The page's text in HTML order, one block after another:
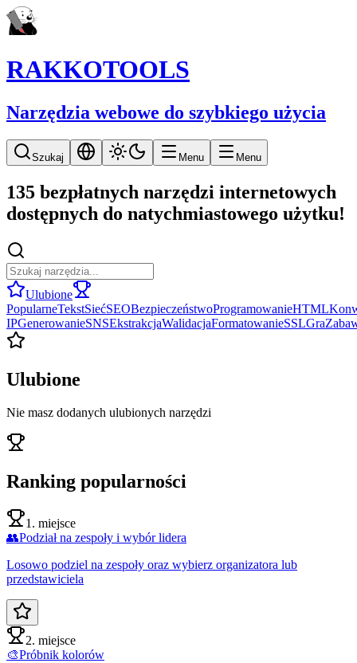
RAKKOTOOLS
Narzędzia webowe do szybkiego użycia
Szukaj Menu Menu
135 bezpłatnych narzędzi internetowych
dostępnych do natychmiastowego użytku!
Ulubione
PopularneTekstSiećSEOBezpieczeństwoProgramowanieHTML
IPGenerowanieSNSEkstrakcjaWalidacjaFormatowanieSSLGra
Ulubione
Nie masz dodanych ulubionych narzędzi
Ranking popularności
1. miejsce
👥Podział na zespoły i wybór lidera
Losowo podziel na zespoły oraz wybierz organizatora lub
przedstawiciela
2. miejsce
🎨Próbnik kolorów